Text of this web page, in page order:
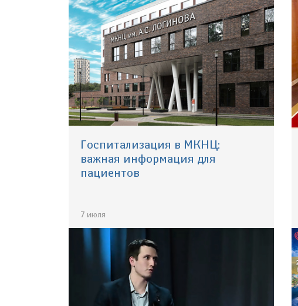
Госпитализация в МКНЦ:
важная информация для
пациентов
7 июля